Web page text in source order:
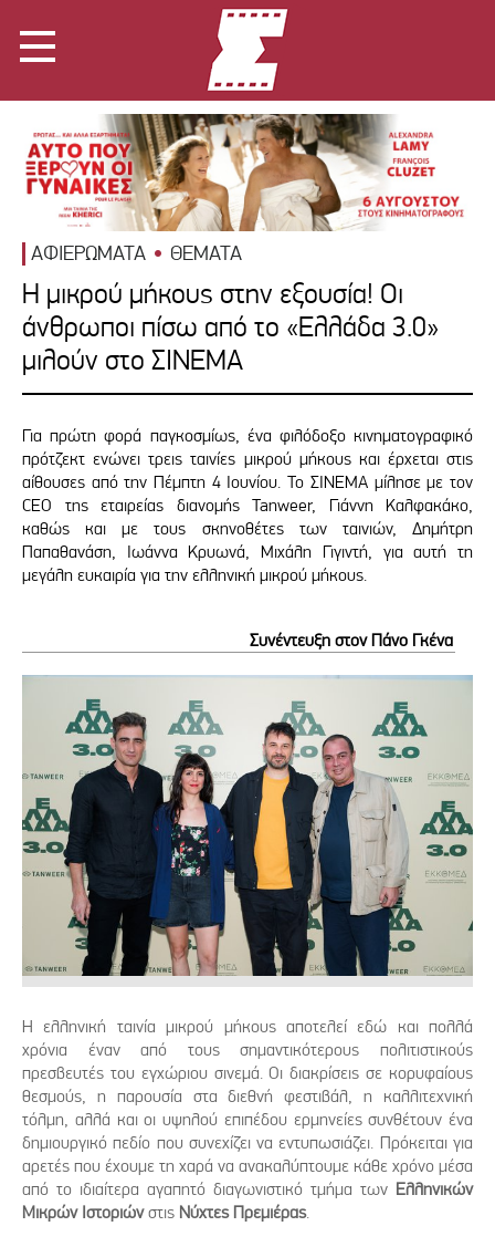
ΑΦΙΕΡΩΜΑΤΑ ΘΕΜΑΤΑ
Η μικρού μήκους στην εξουσία! Οι
άνθρωποι πίσω από το «Ελλάδα 3.0»
μιλούν στο ΣΙΝΕΜΑ
Για πρώτη φορά παγκοσμίως, ένα φιλόδοξο κινηματογραφικό
πρότζεκτ ενώνει τρεις ταινίες μικρού μήκους και έρχεται στις
αίθουσες από την Πέμπτη 4 Ιουνίου. Το ΣΙΝΕΜΑ μίλησε με τον
CEO της εταιρείας διανομής Tanweer, Γιάννη Καλφακάκο,
καθώς και με τους σκηνοθέτες των ταινιών, Δημήτρη
Παπαθανάση, Ιωάννα Κρυωνά, Μιχάλη Γιγιντή, για αυτή τη
μεγάλη ευκαιρία για την ελληνική μικρού μήκους.
Συνέντευξη στον Πάνο Γκένα
Η ελληνική ταινία μικρού μήκους αποτελεί εδώ και πολλά
χρόνια έναν από τους σημαντικότερους πολιτιστικούς
πρεσβευτές του εγχώριου σινεμά. Οι διακρίσεις σε κορυφαίους
θεσμούς, η παρουσία στα διεθνή φεστιβάλ, η καλλιτεχνική
τόλμη, αλλά και οι υψηλού επιπέδου ερμηνείες συνθέτουν ένα
δημιουργικό πεδίο που συνεχίζει να εντυπωσιάζει. Πρόκειται για
αρετές που έχουμε τη χαρά να ανακαλύπτουμε κάθε χρόνο μέσα
από το ιδιαίτερα αγαπητό διαγωνιστικό τμήμα των Ελληνικών
Μικρών Ιστοριώνστις Νύχτες Πρεμιέρας.